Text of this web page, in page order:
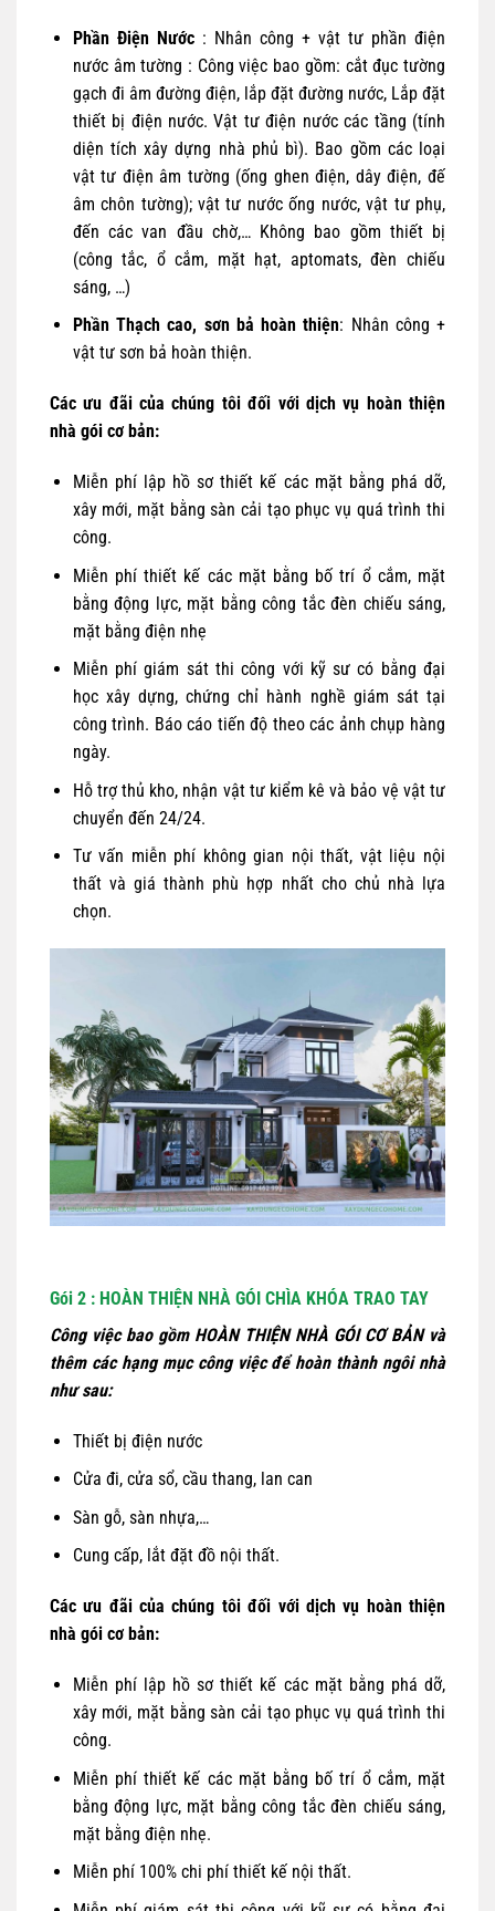
Phần Điện Nước: Nhân công + vật tư phần điện
nước âm tường : Công việc bao gồm: cắt đục tường
gạch đi âm đường điện, lắp đặt đường nước, Lắp đặt
thiết bị điện nước. Vật tư điện nước các tầng (tính
diện tích xây dựng nhà phủ bì). Bao gồm các loại
vật tư điện âm tường (ống ghen điện, dây điện, đế
âm chôn tường); vật tư nước ống nước, vật tư phụ,
đến các van đầu chờ,… Không bao gồm thiết bị
(công tắc, ổ cắm, mặt hạt, aptomats, đèn chiếu
sáng, …)
Phần Thạch cao, sơn bả hoàn thiện: Nhân công +
vật tư sơn bả hoàn thiện.
Các ưu đãi của chúng tôi đối với dịch vụ hoàn thiện
nhà gói cơ bản:
Miễn phí lập hồ sơ thiết kế các mặt bằng phá dỡ,
xây mới, mặt bằng sàn cải tạo phục vụ quá trình thi
công.
Miễn phí thiết kế các mặt bằng bố trí ổ cắm, mặt
bằng động lực, mặt bằng công tắc đèn chiếu sáng,
mặt bằng điện nhẹ
Miễn phí giám sát thi công với kỹ sư có bằng đại
học xây dựng, chứng chỉ hành nghề giám sát tại
công trình. Báo cáo tiến độ theo các ảnh chụp hàng
ngày.
Hỗ trợ thủ kho, nhận vật tư kiểm kê và bảo vệ vật tư
chuyển đến 24/24.
Tư vấn miễn phí không gian nội thất, vật liệu nội
thất và giá thành phù hợp nhất cho chủ nhà lựa
chọn.
Gói 2 : HOÀN THIỆN NHÀ GÓI CHÌA KHÓA TRAO TAY
Công việc bao gồm HOÀN THIỆN NHÀ GÓI CƠ BẢN và
thêm các hạng mục công việc để hoàn thành ngôi nhà
như sau:
Thiết bị điện nước
Cửa đi, cửa sổ, cầu thang, lan can
Sàn gỗ, sàn nhựa,…
Cung cấp, lắt đặt đồ nội thất.
Các ưu đãi của chúng tôi đối với dịch vụ hoàn thiện
nhà gói cơ bản:
Miễn phí lập hồ sơ thiết kế các mặt bằng phá dỡ,
xây mới, mặt bằng sàn cải tạo phục vụ quá trình thi
công.
Miễn phí thiết kế các mặt bằng bố trí ổ cắm, mặt
bằng động lực, mặt bằng công tắc đèn chiếu sáng,
mặt bằng điện nhẹ.
Miễn phí 100% chi phí thiết kế nội thất.